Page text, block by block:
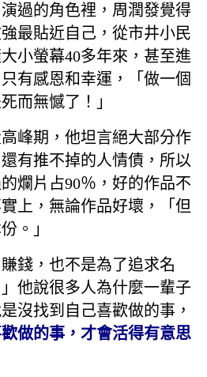
過的角色裡，周潤發覺得
最貼近自己，從市井小民
小螢幕40多年來，甚至進
有感恩和幸運，「做一個
而無憾了！」
峰期，他坦言絕大部分作
有推不掉的人情債，所以
爛片占90％，好的作品不
上，無論作品好壞，「但
。」
錢，也不是為了追求名
他說很多人為什麼一輩子
沒找到自己喜歡做的事，
做的事，才會活得有意思